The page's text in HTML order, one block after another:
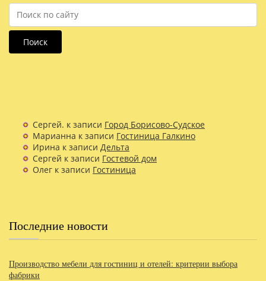
Поиск
Сергей. к записи Город Борисово-Судское
Марианна к записи Гостиница Галкино
Ирина к записи Дельта
Сергей к записи Гостевой дом
Олег к записи Гостиница
Последние новости
Производство мебели для гостиниц и отелей: критерии выбора
фабрики